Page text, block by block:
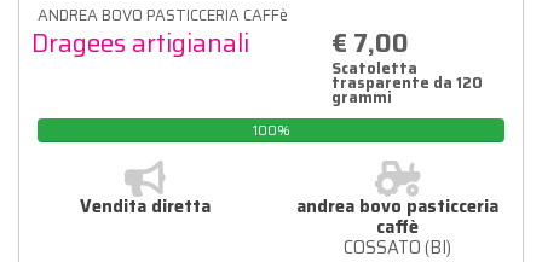
ANDREA BOVO PASTICCERIA CAFFè
Dragees artigianali € 7,00
Scatoletta
trasparente da 120
grammi
100%
Vendita diretta andrea bovo pasticceria
caffè
COSSATO (BI)